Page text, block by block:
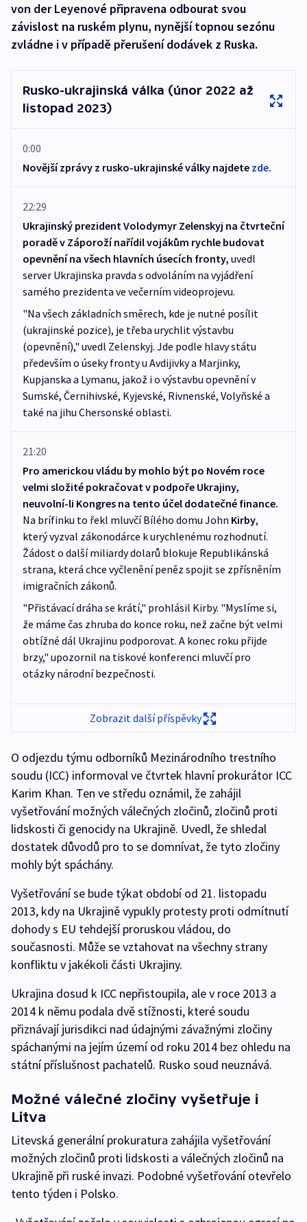
von der Leyenové připravena odbourat svou
závislost na ruském plynu, nynější topnou sezónu
zvládne i v případě přerušení dodávek z Ruska.
Rusko-ukrajinská válka (únor 2022 až
listopad 2023)
0:00
Novější zprávy z rusko-ukrajinské války najdete zde.
22:29
Ukrajinský prezident Volodymyr Zelenskyj na čtvrteční
poradě v Záporoží nařídil vojákům rychle budovat
opevnění na všech hlavních úsecích fronty, uvedl
server Ukrajinska pravda s odvoláním na vyjádření
samého prezidenta ve večerním videoprojevu.
"Na všech základních směrech, kde je nutné posílit
(ukrajinské pozice), je třeba urychlit výstavbu
(opevnění)," uvedl Zelenskyj. Jde podle hlavy státu
především o úseky fronty u Avdijivky a Marjinky,
Kupjanska a Lymanu, jakož i o výstavbu opevnění v
Sumské, Černihivské, Kyjevské, Rivnenské, Volyňské a
také na jihu Chersonské oblasti.
21:20
Pro americkou vládu by mohlo být po Novém roce
velmi složité pokračovat v podpoře Ukrajiny,
neuvolní-li Kongres na tento účel dodatečné finance.
Na brífinku to řekl mluvčí Bílého domu John Kirby,
který vyzval zákonodárce k urychlenému rozhodnutí.
Žádost o další miliardy dolarů blokuje Republikánská
strana, která chce vyčlenění peněz spojit se zpřísněním
imigračních zákonů.
"Přistávací dráha se krátí," prohlásil Kirby. "Myslíme si,
že máme čas zhruba do konce roku, než začne být velmi
obtížné dál Ukrajinu podporovat. A konec roku přijde
brzy," upozornil na tiskové konferenci mluvčí pro
otázky národní bezpečnosti.
Zobrazit další příspěvky
O odjezdu týmu odborníků Mezinárodního trestního
soudu (ICC) informoval ve čtvrtek hlavní prokurátor ICC
Karim Khan. Ten ve středu oznámil, že zahájil
vyšetřování možných válečných zločinů, zločinů proti
lidskosti či genocidy na Ukrajině. Uvedl, že shledal
dostatek důvodů pro to se domnívat, že tyto zločiny
mohly být spáchány.
Vyšetřování se bude týkat období od 21. listopadu
2013, kdy na Ukrajině vypukly protesty proti odmítnutí
dohody s EU tehdejší proruskou vládou, do
současnosti. Může se vztahovat na všechny strany
konfliktu v jakékoli části Ukrajiny.
Ukrajina dosud k ICC nepřistoupila, ale v roce 2013 a
2014 k němu podala dvě stížnosti, které soudu
přiznávají jurisdikci nad údajnými závažnými zločiny
spáchanými na jejím území od roku 2014 bez ohledu na
státní příslušnost pachatelů. Rusko soud neuznává.
Možné válečné zločiny vyšetřuje i
Litva
Litevská generální prokuratura zahájila vyšetřování
možných zločinů proti lidskosti a válečných zločinů na
Ukrajině při ruské invazi. Podobné vyšetřování otevřelo
tento týden i Polsko.